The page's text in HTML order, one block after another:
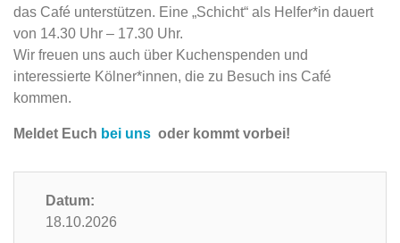
das Café unterstützen. Eine „Schicht“ als Helfer*in dauert
von 14.30 Uhr – 17.30 Uhr.
Wir freuen uns auch über Kuchenspenden und
interessierte Kölner*innen, die zu Besuch ins Café
kommen.
Meldet Euch bei uns oder kommt vorbei!
Datum:
18.10.2026